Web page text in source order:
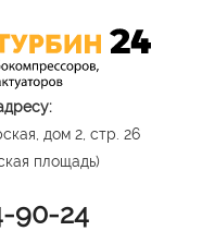
дом 2, стр. 26
площадь)
90-24